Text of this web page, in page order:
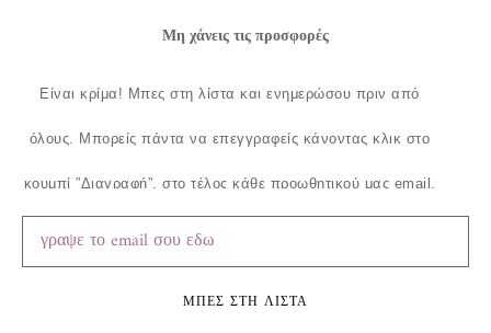
Μη χάνεις τις προσφορές
Είναι κρίμα! Μπες στη λίστα και ενημερώσου πριν από
όλους. Μπορείς πάντα να επεγγραφείς κάνοντας κλικ στο
κουμπί ”Διαγραφή”, στο τέλος κάθε προωθητικού μας email.
ΜΠΕΣ ΣΤΗ ΛΙΣΤΑ